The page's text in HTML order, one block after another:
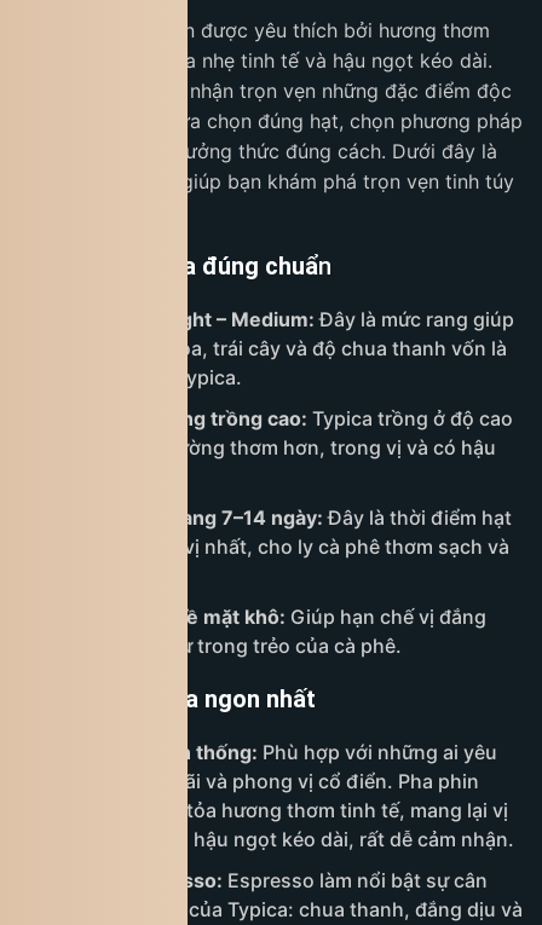
Cà phê Typica luôn được yêu thích bởi hương thơm
thanh khiết, vị chua nhẹ tinh tế và hậu ngọt kéo dài.
Tuy nhiên, để cảm nhận trọn vẹn những đặc điểm độc
đáo đó, bạn cần lựa chọn đúng hạt, chọn phương pháp
pha phù hợp và thưởng thức đúng cách. Dưới đây là
hướng dẫn tối ưu giúp bạn khám phá trọn vẹn tinh túy
Chọn hạt Typica đúng chuẩn
Ưu tiên rang Light – Medium: Đây là mức rang giúp
giữ lại hương hoa, trái cây và độ chua thanh vốn là
“linh hồn” của Typica.
Chọn hạt từ vùng trồng cao: Typica trồng ở độ cao
trên 1.400m thường thơm hơn, trong vị và có hậu
Dùng hạt mới rang 7–14 ngày: Đây là thời điểm hạt
ổn định hương vị nhất, cho ly cà phê thơm sạch và
Hạt đẹp, ít lỗi, bề mặt khô: Giúp hạn chế vị đắng
gắt, giữ được sự trong trẻo của cà phê.
Cách pha Typica ngon nhất
Pha phin truyền thống: Phù hợp với những ai yêu
thích sự chậm rãi và phong vị cổ điển. Pha phin
giúp Typica lan tỏa hương thơm tinh tế, mang lại vị
thanh nhẹ cùng hậu ngọt kéo dài, rất dễ cảm nhận.
Pha máy Espresso: Espresso làm nổi bật sự cân
bằng đặc trưng của Typica: chua thanh, đắng dịu và